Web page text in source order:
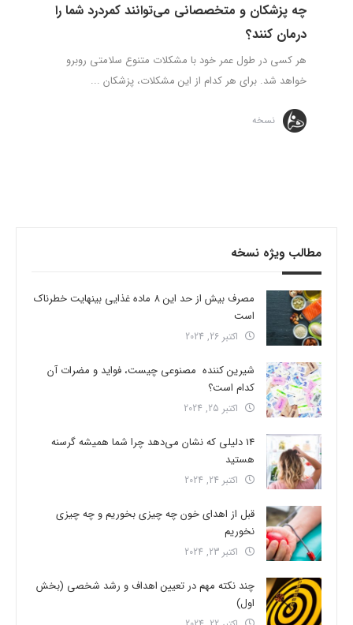
چه پزشکان و متخصصانی می‌توانند کمردرد شما را
درمان کنند؟
هر کسی در طول عمر خود با مشکلات متنوع سلامتی روبرو
خواهد شد. برای هر کدام از این مشکلات، پزشکان ...
نسخه
مطالب ویژه نسخه
مصرف بیش از حد این 8 ماده غذایی بینهایت خطرناک
است
اکتبر 26, 2024
شیرین کننده مصنوعی چیست، فواید و مضرات آن
کدام است؟
اکتبر 25, 2024
14 دلیلی که نشان می‌دهد چرا شما همیشه گرسنه
هستید
اکتبر 24, 2024
قبل از اهدای خون چه چیزی بخوریم و چه چیزی
نخوریم
اکتبر 23, 2024
چند نکته مهم در تعیین اهداف و رشد شخصی (بخش
اول)